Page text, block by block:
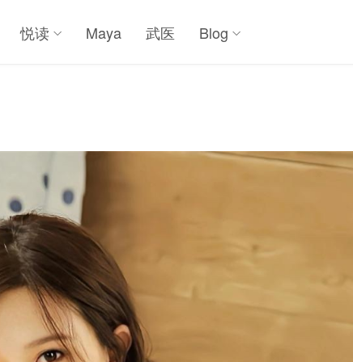
悦读 Maya 武医 Blog